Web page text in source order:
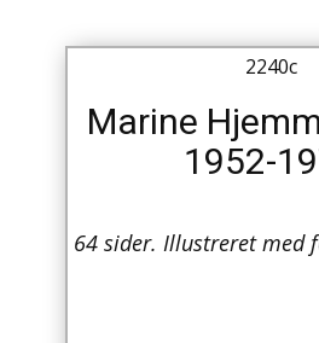
Antikke / Specielle
Antikviteter
Arkitektur
2240c
Marine
1952-
64 sider. Illustreret med